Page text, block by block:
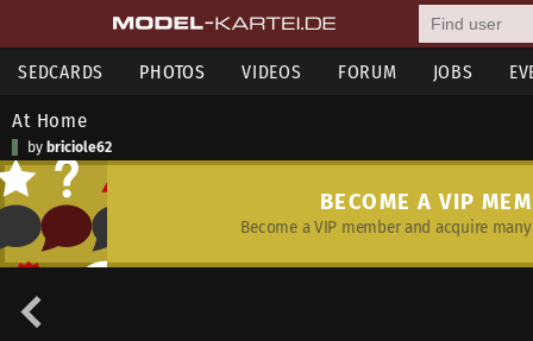
SEDCARDS PHOTOS VIDEOS FORUM JOBS
At Home
by briciole62
BECOME A VIP
Become a VIP member and acquire